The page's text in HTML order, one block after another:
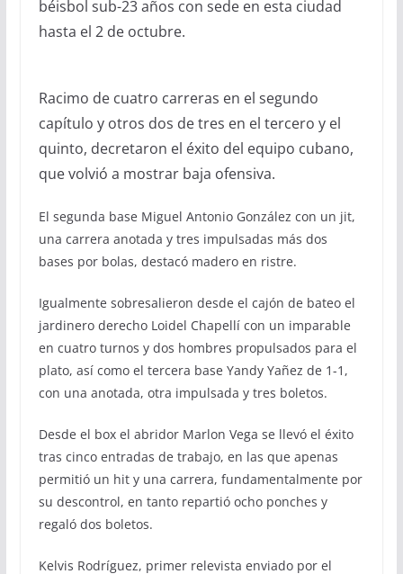
béisbol sub-23 años con sede en esta ciudad
hasta el 2 de octubre.
Racimo de cuatro carreras en el segundo
capítulo y otros dos de tres en el tercero y el
quinto, decretaron el éxito del equipo cubano,
que volvió a mostrar baja ofensiva.
El segunda base Miguel Antonio González con un jit,
una carrera anotada y tres impulsadas más dos
bases por bolas, destacó madero en ristre.
Igualmente sobresalieron desde el cajón de bateo el
jardinero derecho Loidel Chapellí con un imparable
en cuatro turnos y dos hombres propulsados para el
plato, así como el tercera base Yandy Yañez de 1-1,
con una anotada, otra impulsada y tres boletos.
Desde el box el abridor Marlon Vega se llevó el éxito
tras cinco entradas de trabajo, en las que apenas
permitió un hit y una carrera, fundamentalmente por
su descontrol, en tanto repartió ocho ponches y
regaló dos boletos.
Kelvis Rodríguez, primer relevista enviado por el